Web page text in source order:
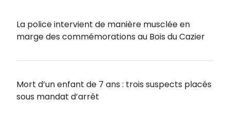
La police intervient de manière musclée en
marge des commémorations au Bois du Cazier
Mort d’un enfant de 7 ans : trois suspects placés
sous mandat d’arrêt